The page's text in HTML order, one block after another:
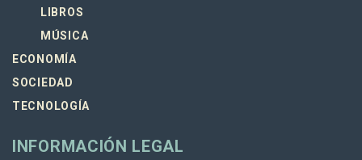
LIBROS
MÚSICA
ECONOMÍA
SOCIEDAD
TECNOLOGÍA
INFORMACIÓN LEGAL